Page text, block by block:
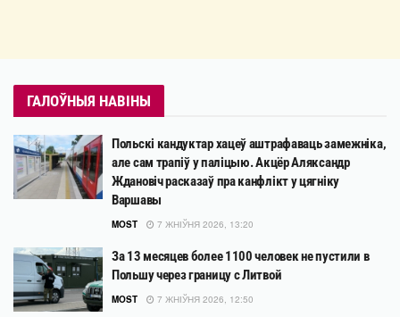
ГАЛОЎНЫЯ НАВІНЫ
Польскі кандуктар хацеў аштрафаваць замежніка,
але сам трапіў у паліцыю. Акцёр Аляксандр
Ждановіч расказаў пра канфлікт у цягніку
Варшавы
MOST 7 ЖНІЎНЯ 2026, 13:20
За 13 месяцев более 1100 человек не пустили в
Польшу через границу с Литвой
MOST 7 ЖНІЎНЯ 2026, 12:50